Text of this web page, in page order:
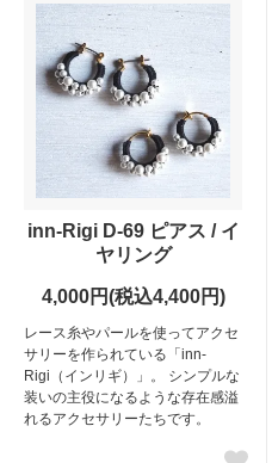
inn-Rigi D-69 ピアス / イ
ヤリング
4,000円(税込4,400円)
レース糸やパールを使ってアクセ
サリーを作られている「inn-
Rigi（インリギ）」。 シンプルな
装いの主役になるような存在感溢
れるアクセサリーたちです。